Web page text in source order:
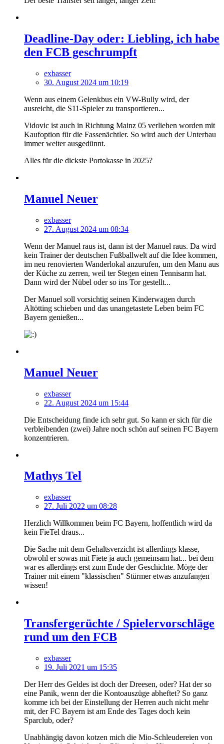
Deadline-Day oder: Liebling, ich habe
den FCB geschrumpft
exbasser
30. August 2024 um 10:19
Wenn aus einem Gelenkbus ein VW-Bully wird, der
ausreicht, die S11-Spieler zu transportieren...
Vidovic ist auch in Richtung Mainz 05 verliehen worden mit
Kaufoption für die Fassenächtler. So wird auch der Unterbau
immer weiter ausgedünnt.
Alles für die dickste Portokasse in 2025?
Manuel Neuer
exbasser
27. August 2024 um 08:34
Wenn der Manuel raus ist, dann ist der Manuel raus. Da wird
kein Trainer der deutschen Fußballwelt auf die Idee kommen,
im neu renovierten Wanderlokal anzurufen, um den Manu aus
der Küche zu zerren, weil ter Stegen einen Tennisarm hat.
Dann wird der Nübel oder so ins Tor gestellt...
Der Manuel soll vorsichtig seinen Kinderwagen durch
Altötting schieben und das unangetastete Leben beim FC
Bayern genießen...
Manuel Neuer
exbasser
22. August 2024 um 15:44
Die Entscheidung finde ich sehr gut. So kann er sich für die
verbleibenden (zwei) Jahre noch schön auf seinen FC Bayern
konzentrieren.
Mathys Tel
exbasser
27. Juli 2022 um 08:28
Herzlich Willkommen beim FC Bayern, hoffentlich wird da
kein FieTel draus...
Die Sache mit dem Gehaltsverzicht ist allerdings klasse,
obwohl er sowas mit Fiete ja auch gemeinsam hat... bei dem
war es allerdings erst zum Ende der Geschichte. Möge der
Trainer mit einem "klassischen" Stürmer etwas anzufangen
wissen!
Transfergerüchte / Spielervorschläge
rund um den FCB
exbasser
19. Juli 2021 um 15:35
Der Herr des Geldes ist doch der Dreesen, oder? Hat der so
eine Panik, wenn der die Kontoauszüge abheftet? So ganz
komme ich bei der Einstellung der Herren auch nicht mehr
mit, der FC Bayern ist am Ende des Tages doch kein
Sparclub, oder?
Unabhängig davon kotzen mich die Mio-Schleudereien von